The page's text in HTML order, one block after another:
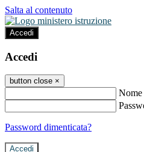
Salta al contenuto
Accedi
Accedi
button close ×
Nome
Password dimenticata?